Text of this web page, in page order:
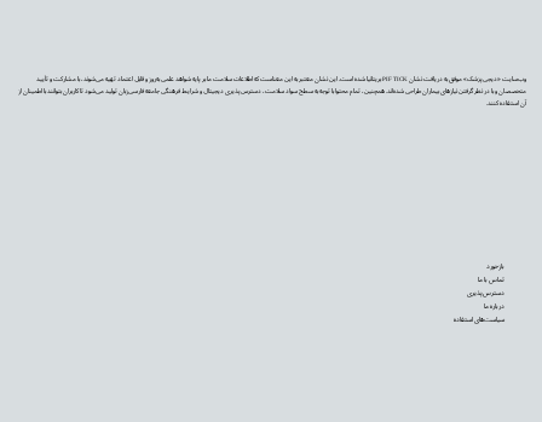
وب‌سایت «دیجی‌پزشک» موفق به دریافت نشان PIF TICK بریتانیا شده است. این نشان معتبر به این معناست که اطلاعات سلامت ما بر پایه شواهد علمی به‌روز و قابل اعتماد تهیه می‌شوند، با مشارکت و تأیید
متخصصان و با در نظر گرفتن نیازهای بیماران طراحی شده‌اند. همچنین، تمام محتوا با توجه به سطح سواد سلامت، دسترس‌پذیری دیجیتال و شرایط فرهنگی جامعه فارسی‌زبان تولید می‌شود تا کاربران بتوانند با اطمینان از
آن استفاده کنند.
بازخورد
تماس با ما
دسترس‌پذیری
درباره ما
سیاست‌های استفاده